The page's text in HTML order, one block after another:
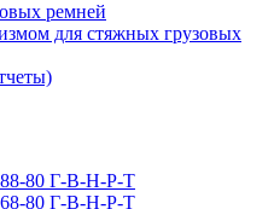
ремней
для стяжных грузовых
80 Г-В-Н-Р-Т
80 Г-В-Н-Р-Т